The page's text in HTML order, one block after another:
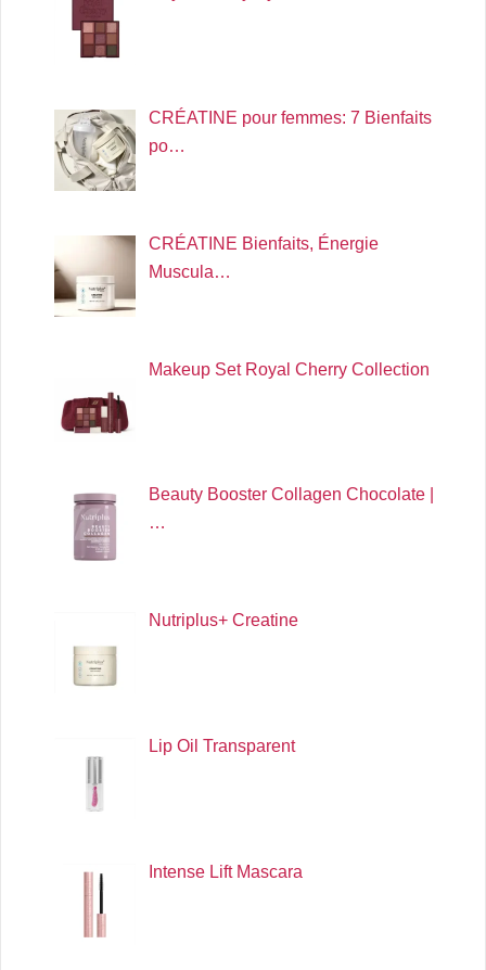
CRÉATINE pour femmes: 7 Bienfaits
po…
CRÉATINE Bienfaits, Énergie
Muscula…
Makeup Set Royal Cherry Collection
Beauty Booster Collagen Chocolate |
…
Nutriplus+ Creatine
Lip Oil Transparent
Intense Lift Mascara